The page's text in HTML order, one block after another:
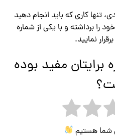
تنها کاری که باید انجام دهید
را برداشته و با یکی از شماره
نمایید.
مفید بوده
شما هستیم